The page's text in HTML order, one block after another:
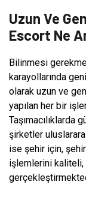
Uzun Ve
Escort Ne
Bilinmesi
karayollarında
olarak uzun ve
yapılan her bir
Taşımacılıklarda
şirketler
ise şehir için, şehir
işlemlerini